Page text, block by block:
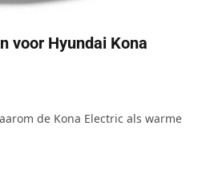
voor Hyundai Kona
de Kona Electric als warme